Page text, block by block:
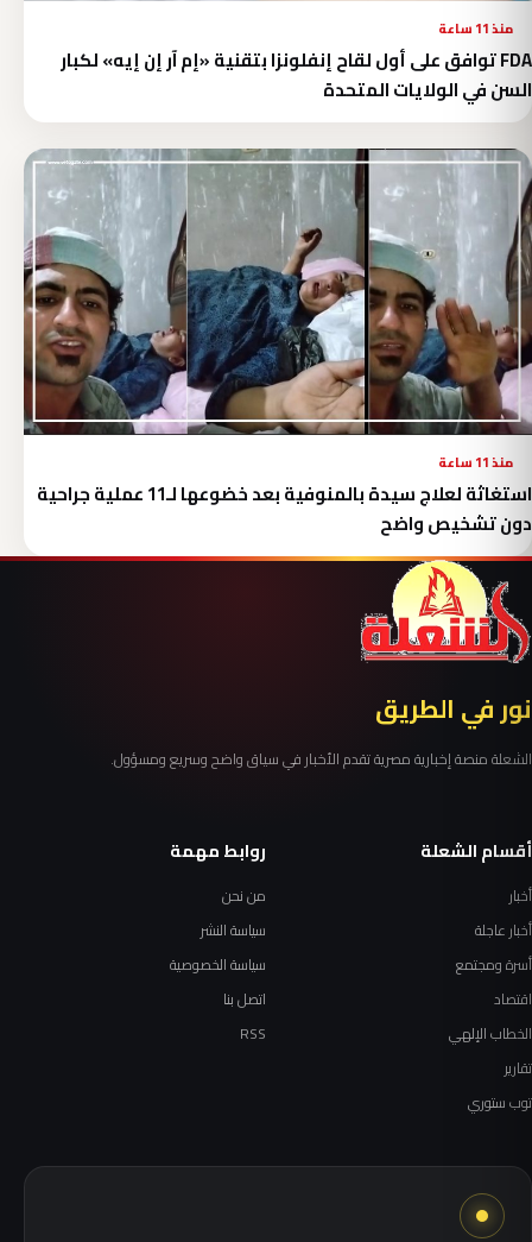
منذ 11 ساعة
FDA توافق على أول لقاح إنفلونزا بتقنية «إم آر إن إيه» لكبار
السن في الولايات المتحدة
منذ 11 ساعة
استغاثة لعلاج سيدة بالمنوفية بعد خضوعها لـ11 عملية جراحية
دون تشخيص واضح
نور في الطريق
الشعلة منصة إخبارية مصرية تقدم الأخبار في سياق واضح وسريع ومسؤول.
أقسام الشعلة
أخبار
أخبار عاجلة
أسرة ومجتمع
اقتصاد
الخطاب الإلهي
تقارير
توب ستوري
روابط مهمة
من نحن
سياسة النشر
سياسة الخصوصية
اتصل بنا
RSS